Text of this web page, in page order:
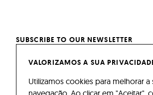
VALORIZAMOS A SUA
Utilizamos cookies para melhorar
navegação. Ao clicar em "Aceitar",
SUBSCRIBE TO OUR NEWSLETTER
I have read and agree to the